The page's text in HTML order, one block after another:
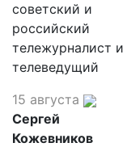
советский и
российский
тележурналист и
телеведущий
15 августа
Сергей
Кожевников